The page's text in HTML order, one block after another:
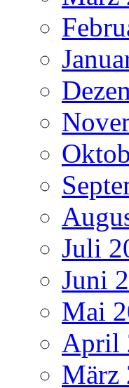
Juli
Juni
Mai
April
März